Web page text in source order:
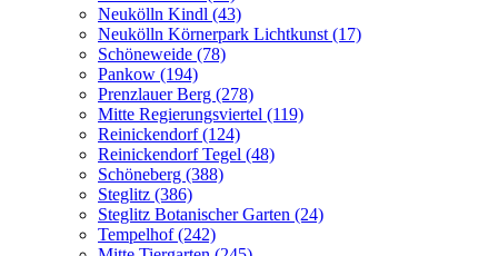
Neukölln Kindl (43)
Neukölln Körnerpark Lichtkunst (17)
Schöneweide (78)
Pankow (194)
Prenzlauer Berg (278)
Mitte Regierungsviertel (119)
Reinickendorf (124)
Reinickendorf Tegel (48)
Schöneberg (388)
Steglitz (386)
Steglitz Botanischer Garten (24)
Tempelhof (242)